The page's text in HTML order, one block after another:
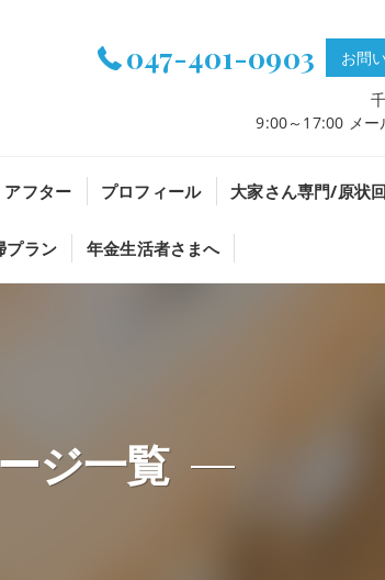
047-401-0903 お問
9:00～17:00 メー
アフター プロフィール 大家さん専門/原状
ラン 年金生活者さまへ
ジ一覧